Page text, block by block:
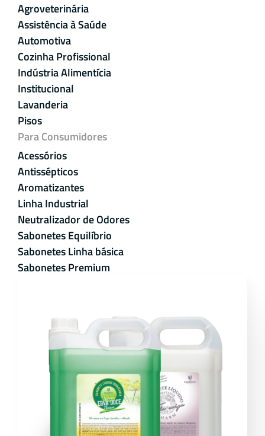
Agroveterinária
Assistência à Saúde
Automotiva
Cozinha Profissional
Indústria Alimentícia
Institucional
Lavanderia
Pisos
Para Consumidores
Acessórios
Antissépticos
Aromatizantes
Linha Industrial
Neutralizador de Odores
Sabonetes Equilíbrio
Sabonetes Linha básica
Sabonetes Premium